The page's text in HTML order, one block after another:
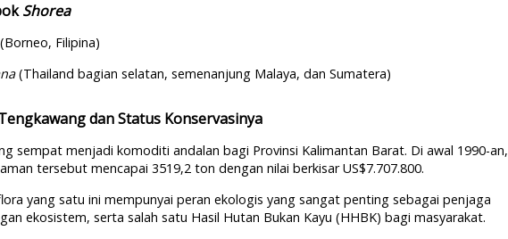
Shorea
Filipina)
(Thailand bagian selatan, semenanjung Malaya, dan Sumatera)
dan Status Konservasinya
sempat menjadi komoditi andalan bagi Provinsi Kalimantan Barat. Di awal 1990-an,
tersebut mencapai 3519,2 ton dengan nilai berkisar US$7.707.800.
yang satu ini mempunyai peran ekologis yang sangat penting sebagai penjaga
ekosistem, serta salah satu Hasil Hutan Bukan Kayu (HHBK) bagi masyarakat.